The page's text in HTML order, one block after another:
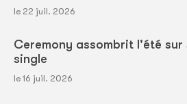
le 22 juil. 2026
Ceremony assombrit l'été sur
single
le 16 juil. 2026